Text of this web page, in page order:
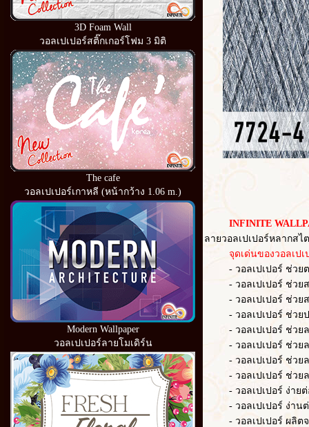
3D Foam Wall
วอลเปเปอร์สติ๊กเกอร์โฟม 3 มิติ
The cafe
วอลเปเปอร์เกาหลี (หน้ากว้าง 1.06 m.)
Modern Wallpaper
วอลเปเปอร์ลายโมเดิร์น
INFINITE
ลายวอลเปเปอร์หลากส
จุดเด่นของวอลเปเป
- วอลเปเปอร์ ช่วยต
- วอลเปเปอร์ ช่วยสร้
- วอลเปเปอร์ ช่วยส
- วอลเปเปอร์ ช่วยป
- วอลเปเปอร์ ช่วยลด
- วอลเปเปอร์ ช่วยลด
- วอลเปเปอร์ ช่วยล
- วอลเปเปอร์ ช่วยลด
- วอลเปเปอร์ ง่ายต่
- วอลเปเปอร์ ง่านต่
- วอลเปเปอร์ ผลิตจ